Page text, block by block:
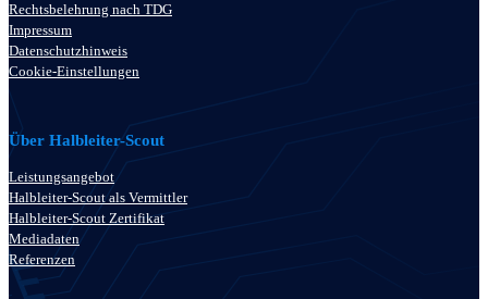
Rechtsbelehrung nach TDG
Impressum
Datenschutzhinweis
Cookie-Einstellungen
Über Halbleiter-Scout
Leistungsangebot
Halbleiter-Scout als Vermittler
Halbleiter-Scout Zertifikat
Mediadaten
Referenzen